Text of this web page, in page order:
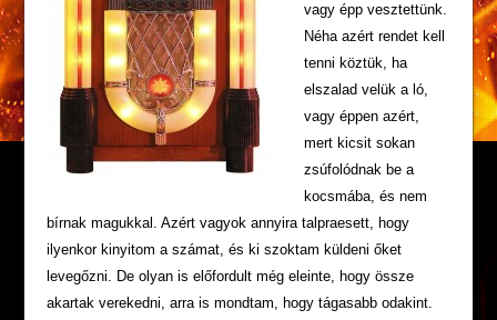
vagy épp vesztettünk.
Néha azért rendet kell
tenni köztük, ha
elszalad velük a ló,
vagy éppen azért,
mert kicsit sokan
zsúfolódnak be a
kocsmába, és nem
bírnak magukkal. Azért vagyok annyira talpraesett, hogy
ilyenkor kinyitom a számat, és ki szoktam küldeni őket
levegőzni. De olyan is előfordult még eleinte, hogy össze
akartak verekedni, arra is mondtam, hogy tágasabb odakint.